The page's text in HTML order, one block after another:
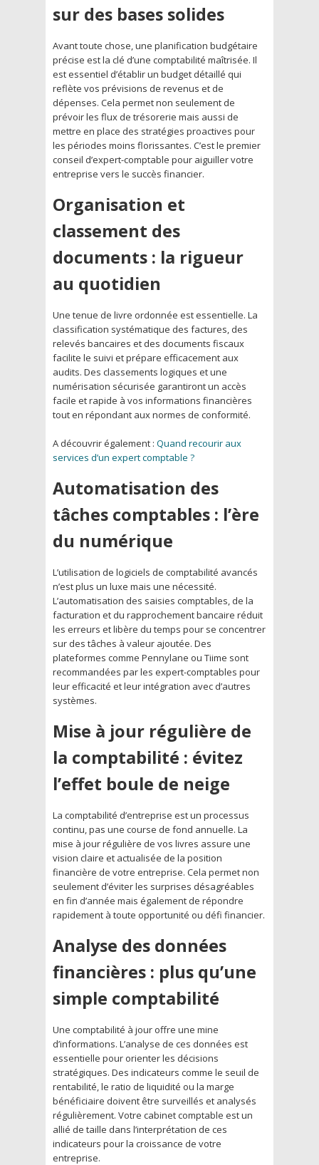
sur des bases solides
Avant toute chose, une planification budgétaire
précise est la clé d’une comptabilité maîtrisée. Il
est essentiel d’établir un budget détaillé qui
reflète vos prévisions de revenus et de
dépenses. Cela permet non seulement de
prévoir les flux de trésorerie mais aussi de
mettre en place des stratégies proactives pour
les périodes moins florissantes. C’est le premier
conseil d’expert-comptable pour aiguiller votre
entreprise vers le succès financier.
Organisation et
classement des
documents : la rigueur
au quotidien
Une tenue de livre ordonnée est essentielle. La
classification systématique des factures, des
relevés bancaires et des documents fiscaux
facilite le suivi et prépare efficacement aux
audits. Des classements logiques et une
numérisation sécurisée garantiront un accès
facile et rapide à vos informations financières
tout en répondant aux normes de conformité.
A découvrir également : Quand recourir aux
services d’un expert comptable ?
Automatisation des
tâches comptables : l’ère
du numérique
L’utilisation de logiciels de comptabilité avancés
n’est plus un luxe mais une nécessité.
L’automatisation des saisies comptables, de la
facturation et du rapprochement bancaire réduit
les erreurs et libère du temps pour se concentrer
sur des tâches à valeur ajoutée. Des
plateformes comme Pennylane ou Tiime sont
recommandées par les expert-comptables pour
leur efficacité et leur intégration avec d’autres
systèmes.
Mise à jour régulière de
la comptabilité : évitez
l’effet boule de neige
La comptabilité d’entreprise est un processus
continu, pas une course de fond annuelle. La
mise à jour régulière de vos livres assure une
vision claire et actualisée de la position
financière de votre entreprise. Cela permet non
seulement d’éviter les surprises désagréables
en fin d’année mais également de répondre
rapidement à toute opportunité ou défi financier.
Analyse des données
financières : plus qu’une
simple comptabilité
Une comptabilité à jour offre une mine
d’informations. L’analyse de ces données est
essentielle pour orienter les décisions
stratégiques. Des indicateurs comme le seuil de
rentabilité, le ratio de liquidité ou la marge
bénéficiaire doivent être surveillés et analysés
régulièrement. Votre cabinet comptable est un
allié de taille dans l’interprétation de ces
indicateurs pour la croissance de votre
entreprise.